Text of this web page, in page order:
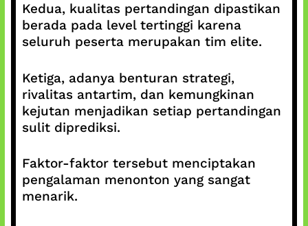
Kedua, kualitas pertandingan dipastikan
berada pada level tertinggi karena
seluruh peserta merupakan tim elite.
Ketiga, adanya benturan strategi,
rivalitas antartim, dan kemungkinan
kejutan menjadikan setiap pertandingan
sulit diprediksi.
Faktor-faktor tersebut menciptakan
pengalaman menonton yang sangat
menarik.